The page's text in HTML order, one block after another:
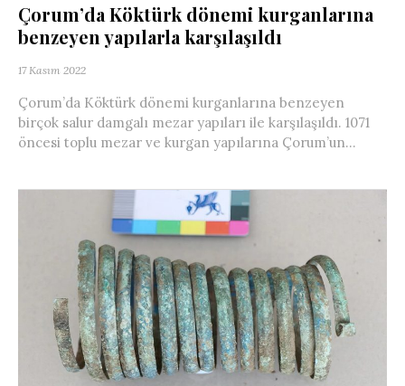
Çorum’da Köktürk dönemi kurganlarına
benzeyen yapılarla karşılaşıldı
17 Kasım 2022
Çorum’da Köktürk dönemi kurganlarına benzeyen
birçok salur damgalı mezar yapıları ile karşılaşıldı. 1071
öncesi toplu mezar ve kurgan yapılarına Çorum’un...